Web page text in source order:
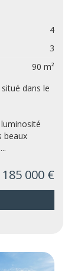
4
3
90 m²
dans le
beaux
185 000 €